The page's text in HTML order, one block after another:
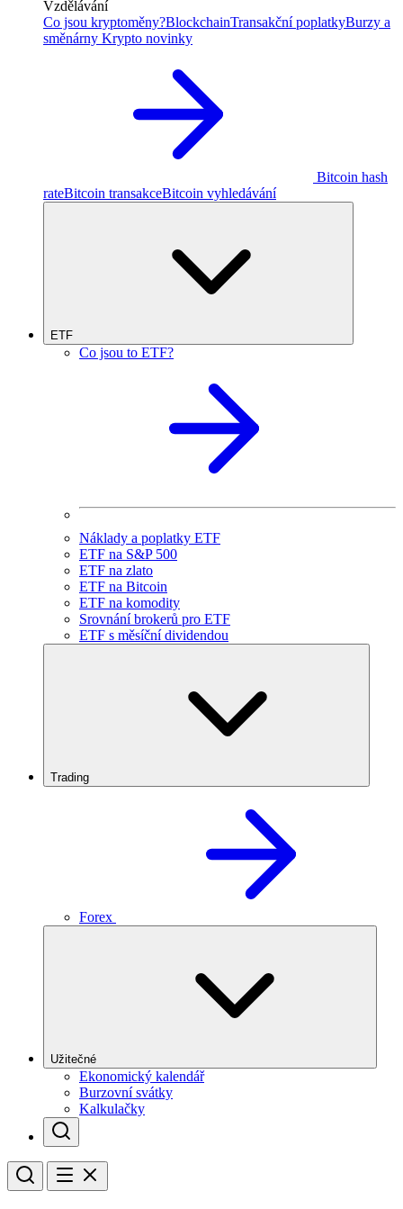
Vzdělávání
Co jsou kryptoměny?BlockchainTransakční poplatkyBurzy a
směnárny Krypto novinky
Bitcoin hash
rateBitcoin transakceBitcoin vyhledávání
ETF
Co jsou to ETF?
Náklady a poplatky ETF
ETF na S&P 500
ETF na zlato
ETF na Bitcoin
ETF na komodity
Srovnání brokerů pro ETF
ETF s měsíční dividendou
Trading
Forex
Užitečné
Ekonomický kalendář
Burzovní svátky
Kalkulačky